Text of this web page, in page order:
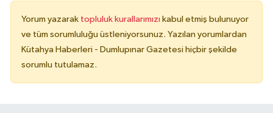
Yorum yazarak topluluk kurallarımızı kabul etmiş bulunuyor
ve tüm sorumluluğu üstleniyorsunuz. Yazılan yorumlardan
Kütahya Haberleri - Dumlupınar Gazetesi hiçbir şekilde
sorumlu tutulamaz.